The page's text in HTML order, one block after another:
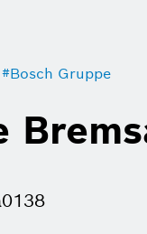
#Bosch Gruppe